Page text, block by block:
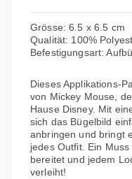
Grösse: 6.5 x 6.5 cm
Qualität: 100%
Befestigungsart:
Dieses Applikations-
von Mickey Mouse,
Hause Disney. Mit
sich das Bügelbild
anbringen und bringt
jedes Outfit. Ein
bereitet und jedem
verleiht!